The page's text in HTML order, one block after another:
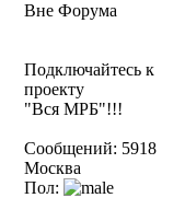
Вне Форума
Подключайтесь к
проекту
"Вся МРБ"!!!
Сообщений: 5918
Москва
Пол: